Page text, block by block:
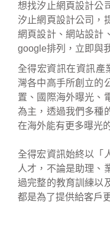
想找汐止網頁設計公
汐止網頁設計公司，
網頁設計、網站設計
google排列，立即與
全得宏資訊在資訊產
灣各中高手所創立的
置、國際海外曝光、
為主，透過我們多種
在海外能有更多曝光
全得宏資訊始終以「
人才，不論是助理、
過完整的教育訓練以
都是為了提供給客戶